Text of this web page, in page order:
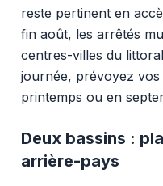
reste pertinent en
fin août, les arrêtés
centres-villes du
journée, prévoyez
printemps ou en
Deux bassins :
arrière-pays